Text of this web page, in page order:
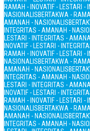
RAMAH - INOVATIF - LESTARI -
NASIONALISBERTAKWA -
AMANAH - NASIONALIS
INTEGRITAS - AMANAH -
LESTARI - INTEGRITAS -
INOVATIF - LESTARI -
RAMAH - INOVATIF - LESTARI -
NASIONALISBERTAKWA -
AMANAH - NASIONALIS
INTEGRITAS - AMANAH -
LESTARI - INTEGRITAS -
INOVATIF - LESTARI -
RAMAH - INOVATIF - LESTARI -
NASIONALISBERTAKWA -
AMANAH - NASIONALIS
INTEGRITAS - AMANAH -